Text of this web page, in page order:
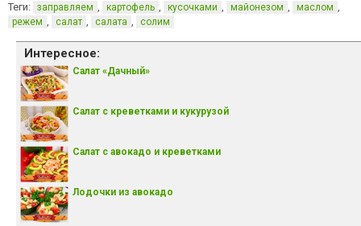
Теги: заправляем , картофель , кусочками , майонезом , маслом ,
режем , салат , салата , солим
Интересное:
Салат «Дачный»
Салат с креветками и кукурузой
Салат с авокадо и креветками
Лодочки из авокадо